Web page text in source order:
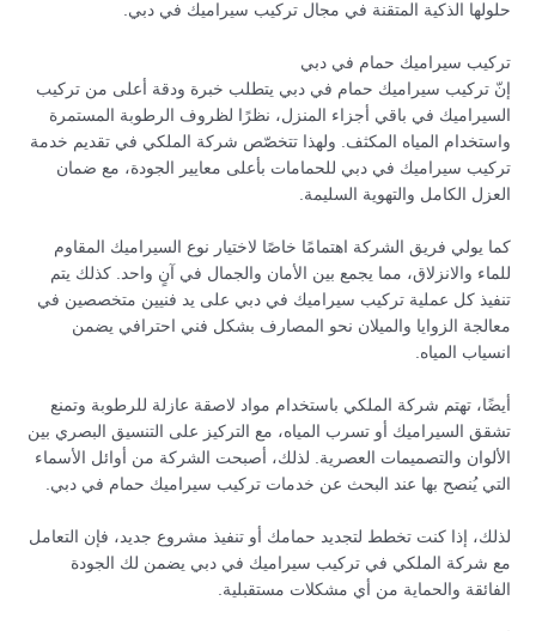
حلولها الذكية المتقنة في مجال تركيب سيراميك في دبي.
تركيب سيراميك حمام في دبي
إنّ تركيب سيراميك حمام في دبي يتطلب خبرة ودقة أعلى من تركيب
السيراميك في باقي أجزاء المنزل، نظرًا لظروف الرطوبة المستمرة
واستخدام المياه المكثف. ولهذا تتخصّص شركة الملكي في تقديم خدمة
تركيب سيراميك في دبي للحمامات بأعلى معايير الجودة، مع ضمان
العزل الكامل والتهوية السليمة.
كما يولي فريق الشركة اهتمامًا خاصًا لاختيار نوع السيراميك المقاوم
للماء والانزلاق، مما يجمع بين الأمان والجمال في آنٍ واحد. كذلك يتم
تنفيذ كل عملية تركيب سيراميك في دبي على يد فنيين متخصصين في
معالجة الزوايا والميلان نحو المصارف بشكل فني احترافي يضمن
انسياب المياه.
أيضًا، تهتم شركة الملكي باستخدام مواد لاصقة عازلة للرطوبة وتمنع
تشقق السيراميك أو تسرب المياه، مع التركيز على التنسيق البصري بين
الألوان والتصميمات العصرية. لذلك، أصبحت الشركة من أوائل الأسماء
التي يُنصح بها عند البحث عن خدمات تركيب سيراميك حمام في دبي.
لذلك، إذا كنت تخطط لتجديد حمامك أو تنفيذ مشروع جديد، فإن التعامل
مع شركة الملكي في تركيب سيراميك في دبي يضمن لك الجودة
الفائقة والحماية من أي مشكلات مستقبلية.